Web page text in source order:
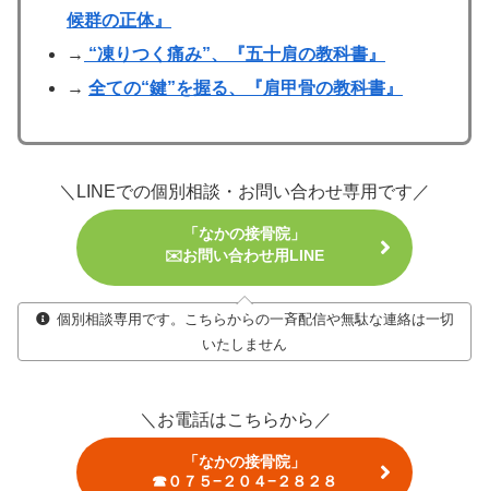
候群の正体』
→ “凍りつく痛み”、『五十肩の教科書』
→ 全ての“鍵”を握る、『肩甲骨の教科書』
＼LINEでの個別相談・お問い合わせ専用です／
「なかの接骨院」
✉️お問い合わせ用LINE
個別相談専用です。こちらからの一斉配信や無駄な連絡は一切
いたしません
＼お電話はこちらから／
「なかの接骨院」
☎０７５−２０４−２８２８